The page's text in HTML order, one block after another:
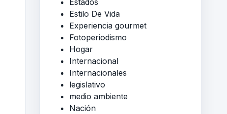
Estados
Estilo De Vida
Experiencia gourmet
Fotoperiodismo
Hogar
Internacional
Internacionales
legislativo
medio ambiente
Nación